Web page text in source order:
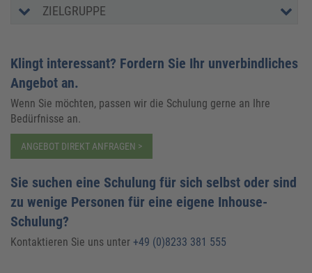
ZIELGRUPPE
Klingt interessant? Fordern Sie Ihr unverbindliches
Angebot an.
Wenn Sie möchten, passen wir die Schulung gerne an Ihre
Bedürfnisse an.
ANGEBOT DIREKT ANFRAGEN >
Sie suchen eine Schulung für sich selbst oder sind
zu wenige Personen für eine eigene Inhouse-
Schulung?
Kontaktieren Sie uns unter +49 (0)8233 381 555